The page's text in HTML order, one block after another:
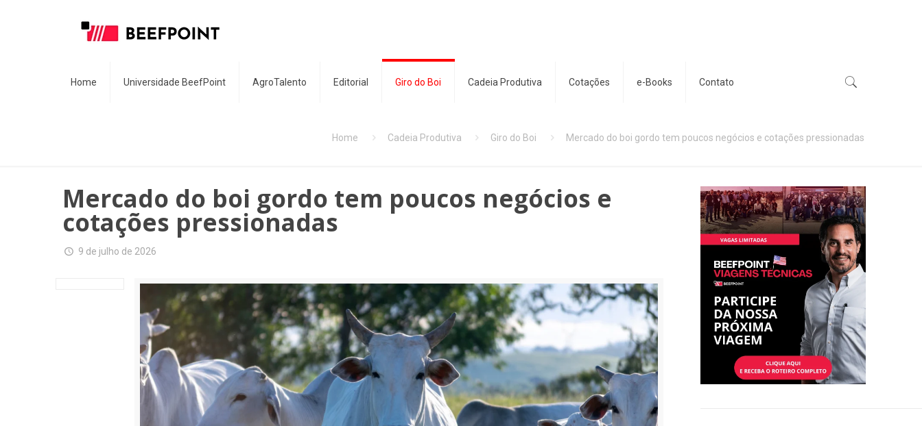
Home Universidade BeefPoint AgroTalento Editorial Giro do Boi Cadeia Produtiva Cotações e-Books Contato
Home Cadeia Produtiva Giro do Boi Mercado do boi gordo tem poucos negócios e cotações pressionadas
Mercado do boi gordo tem poucos negócios e
cotações pressionadas
9 de julho de 2026